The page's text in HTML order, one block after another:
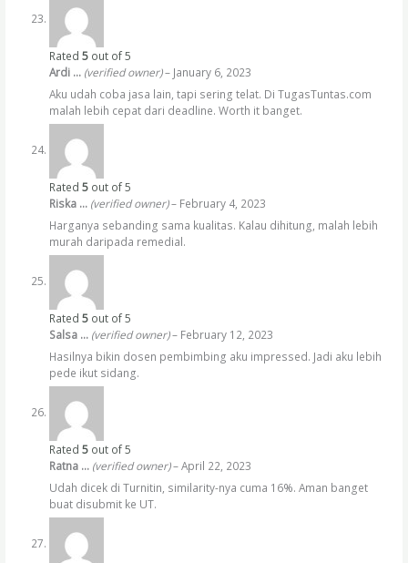
Rated 5out of 5
Ardi … (verified owner) – January 6, 2023
Aku udah coba jasa lain, tapi sering telat. Di TugasTuntas.com
malah lebih cepat dari deadline. Worth it banget.
Rated 5out of 5
Riska … (verified owner) – February 4, 2023
Harganya sebanding sama kualitas. Kalau dihitung, malah lebih
murah daripada remedial.
Rated 5out of 5
Salsa … (verified owner) – February 12, 2023
Hasilnya bikin dosen pembimbing aku impressed. Jadi aku lebih
pede ikut sidang.
Rated 5out of 5
Ratna … (verified owner) – April 22, 2023
Udah dicek di Turnitin, similarity-nya cuma 16%. Aman banget
buat disubmit ke UT.